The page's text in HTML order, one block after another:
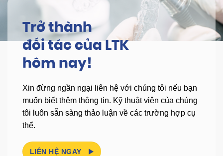
Trở thành
đối tác của LTK
hôm nay!
Xin đừng ngần ngại liên hệ với chúng tôi nếu bạn
muốn biết thêm thông tin. Kỹ thuật viên của chúng
tôi luôn sẵn sàng thảo luận về các trường hợp cụ
thể.
LIÊN HỆ NGAY